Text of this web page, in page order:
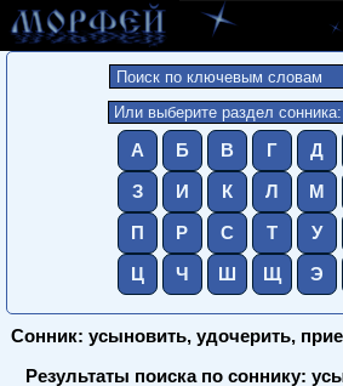
А Б В Г Д
З И К Л М
П Р С Т У
Ц Ч Ш Щ Э
Сонник: усыновить, удочерить,
Результаты поиска по соннику: